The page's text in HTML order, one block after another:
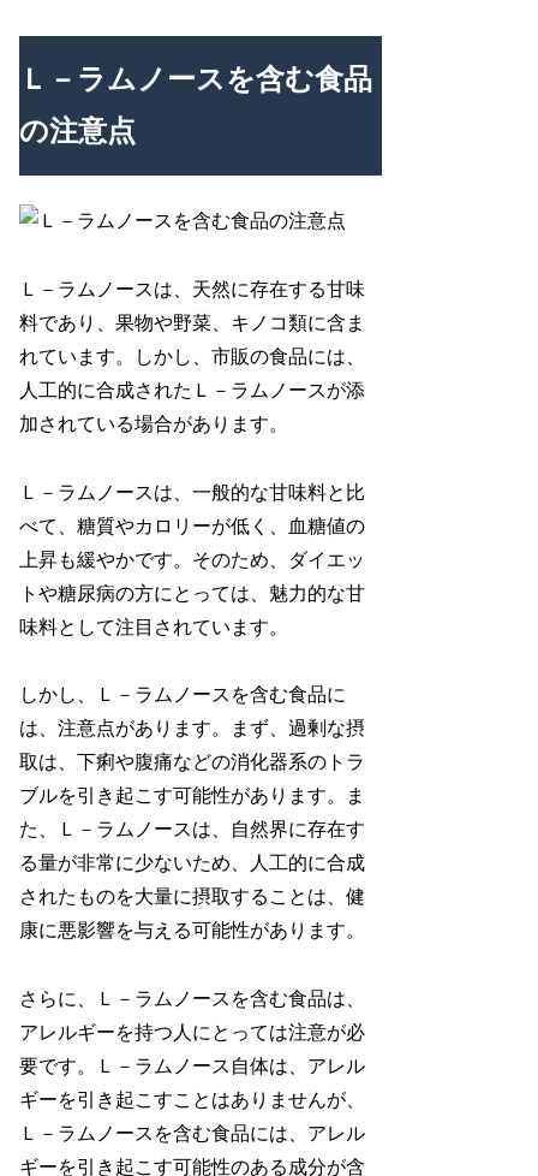
Ｌ－ラムノースを含む食品
の注意点
Ｌ－ラムノースは、天然に存在する甘味
料であり、果物や野菜、キノコ類に含ま
れています。しかし、市販の食品には、
人工的に合成されたＬ－ラムノースが添
加されている場合があります。
Ｌ－ラムノースは、一般的な甘味料と比
べて、糖質やカロリーが低く、血糖値の
上昇も緩やかです。そのため、ダイエッ
トや糖尿病の方にとっては、魅力的な甘
味料として注目されています。
しかし、Ｌ－ラムノースを含む食品に
は、注意点があります。まず、過剰な摂
取は、下痢や腹痛などの消化器系のトラ
ブルを引き起こす可能性があります。ま
た、Ｌ－ラムノースは、自然界に存在す
る量が非常に少ないため、人工的に合成
されたものを大量に摂取することは、健
康に悪影響を与える可能性があります。
さらに、Ｌ－ラムノースを含む食品は、
アレルギーを持つ人にとっては注意が必
要です。Ｌ－ラムノース自体は、アレル
ギーを引き起こすことはありませんが、
Ｌ－ラムノースを含む食品には、アレル
ギーを引き起こす可能性のある成分が含